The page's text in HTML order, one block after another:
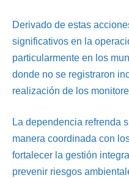
Derivado de estas
significativos en la
particularmente en los
donde no se registraron
realización de los
La dependencia refrenda
manera coordinada con
fortalecer la gestión
prevenir riesgos